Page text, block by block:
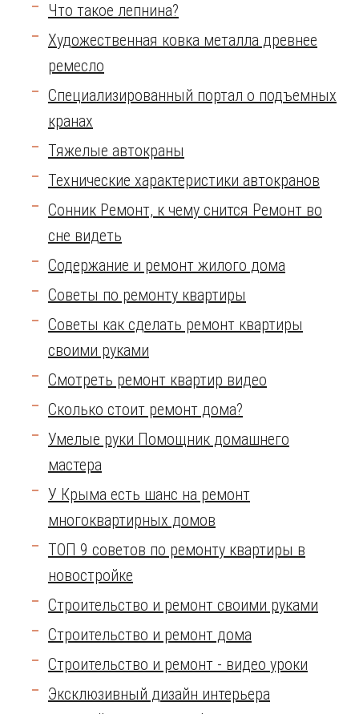
Что такое лепнина?
Художественная ковка металла древнее
ремесло
Специализированный портал о подъемных
кранах
Тяжелые автокраны
Технические характеристики автокранов
Сонник Ремонт, к чему снится Ремонт во
сне видеть
Содержание и ремонт жилого дома
Советы по ремонту квартиры
Советы как сделать ремонт квартиры
своими руками
Смотреть ремонт квартир видео
Сколько стоит ремонт дома?
Умелые руки Помощник домашнего
мастера
У Крыма есть шанс на ремонт
многоквартирных домов
ТОП 9 советов по ремонту квартиры в
новостройке
Строительство и ремонт своими руками
Строительство и ремонт дома
Строительство и ремонт - видео уроки
Эксклюзивный дизайн интерьера